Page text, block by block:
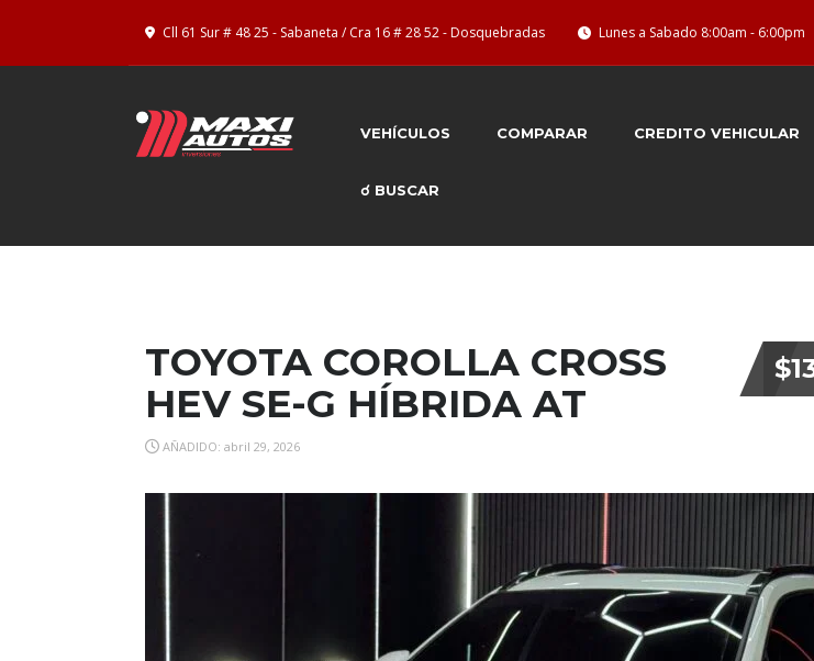
Cll 61 Sur # 48 25 - Sabaneta / Cra 16 # 28 52 - Dosquebradas Lunes a Sabado 8:00am - 6:00pm
VEHÍCULOS COMPARAR CREDITO VEHICULAR
☌ BUSCAR
TOYOTA COROLLA CROSS
HEV SE-G HÍBRIDA AT
AÑADIDO: abril 29, 2026